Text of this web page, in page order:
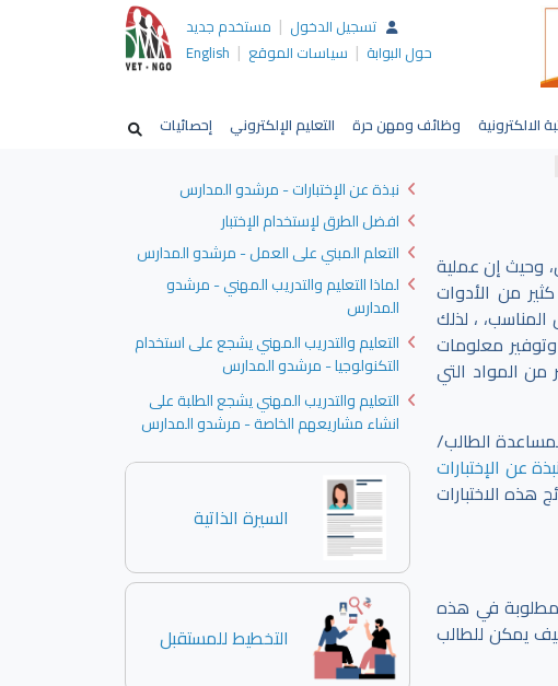
تسجيل الدخول | مستخدم جديد
حول البوابة | سياسات الموقع |
English
الالكترونية وظائف ومهن حرة التعليم الإلكتروني إحصائيات
نبذة عن الإختبارات - مرشدو المدارس
افضل الطرق لإستخدام الإختبار
التعلم المبني على العمل - مرشدو المدارس
لماذا التعليم والتدريب المهني - مرشدو
المدارس
التعليم والتدريب المهني يشجع على استخدام
التكنولوجيا - مرشدو المدارس
التعليم والتدريب المهني يشجع الطلبة على
انشاء مشاريعهم الخاصة - مرشدو المدارس
السيرة الذاتية
التخطيط للمستقبل
وحيث إن عملية
من الأدوات
، لذلك
معلومات
المواد التي
الطالب/
نبذة عن الإختبارات
هذه الاختبارات
في هذه
يمكن للطالب